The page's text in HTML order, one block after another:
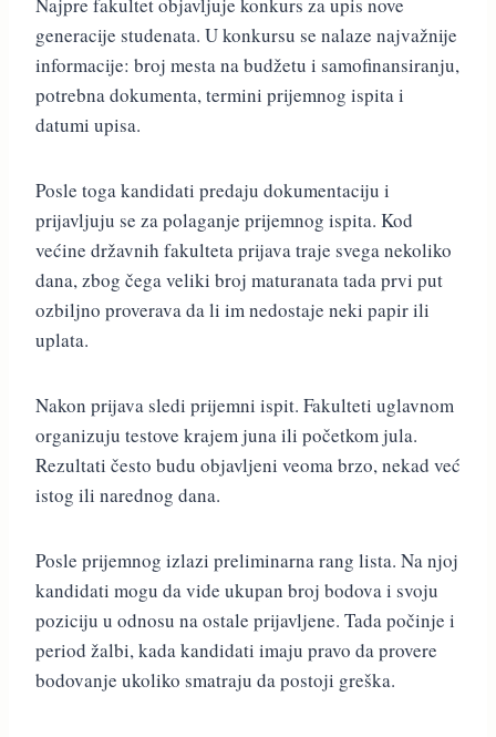
generacije studenata. U konkursu se nalaze najvažnije
informacije: broj mesta na budžetu i samofinansiranju,
potrebna dokumenta, termini prijemnog ispita i
datumi upisa.
Posle toga kandidati predaju dokumentaciju i
prijavljuju se za polaganje prijemnog ispita. Kod
većine državnih fakulteta prijava traje svega nekoliko
dana, zbog čega veliki broj maturanata tada prvi put
ozbiljno proverava da li im nedostaje neki papir ili
uplata.
Nakon prijava sledi prijemni ispit. Fakulteti uglavnom
organizuju testove krajem juna ili početkom jula.
Rezultati često budu objavljeni veoma brzo, nekad već
istog ili narednog dana.
Posle prijemnog izlazi preliminarna rang lista. Na njoj
kandidati mogu da vide ukupan broj bodova i svoju
poziciju u odnosu na ostale prijavljene. Tada počinje i
period žalbi, kada kandidati imaju pravo da provere
bodovanje ukoliko smatraju da postoji greška.